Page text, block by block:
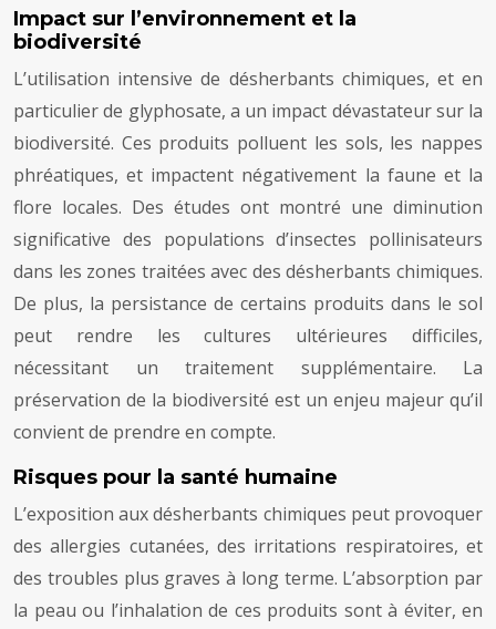
Impact sur l’environnement et la
biodiversité
L’utilisation intensive de désherbants chimiques, et en
particulier de glyphosate, a un impact dévastateur sur la
biodiversité. Ces produits polluent les sols, les nappes
phréatiques, et impactent négativement la faune et la
flore locales. Des études ont montré une diminution
significative des populations d’insectes pollinisateurs
dans les zones traitées avec des désherbants chimiques.
De plus, la persistance de certains produits dans le sol
peut rendre les cultures ultérieures difficiles,
nécessitant un traitement supplémentaire. La
préservation de la biodiversité est un enjeu majeur qu’il
convient de prendre en compte.
Risques pour la santé humaine
L’exposition aux désherbants chimiques peut provoquer
des allergies cutanées, des irritations respiratoires, et
des troubles plus graves à long terme. L’absorption par
la peau ou l’inhalation de ces produits sont à éviter, en